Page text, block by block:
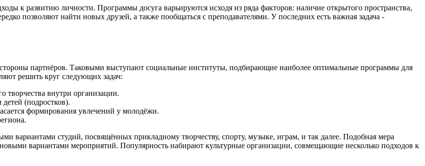
к развитию личности. Программы досуга варьируются исходя из ряда факторов: наличие открытого пространства,
позволяют найти новых друзей, а также пообщаться с преподавателями. У последних есть важная задача -
партнёров. Таковыми выступают социальные институты, подбирающие наиболее оптимальные программы для
решить круг следующих задач:
творчества внутри организации.
(подростков).
формирования увлечений у молодёжи.
вариантами студий, посвящённых прикладному творчеству, спорту, музыке, играм, и так далее. Подобная мера
вариантами мероприятий. Популярность набирают культурные организации, совмещающие несколько подходов к